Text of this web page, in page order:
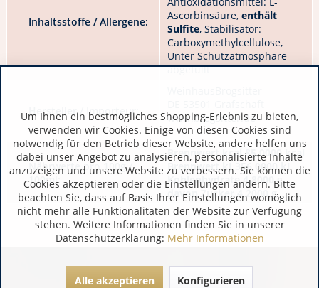
Inhaltsstoffe / Allergene:
Ascorbinsäure, enthält
Sulfite, Stabilisator:
Carboxymethylcellulose,
Unter Schutzatmosphäre
abgefüllt
Hersteller / Importeur:
www.brogsitter.de
Nährwerte pro 100g /
100ml:
Brennwert kcal 85,0000 kcal
Brennwert kJ 356,0000 kJ
Kohlenhydrate 4,8000 g
davon Zucker 4,2000 g
Um Ihnen ein bestmögliches Shopping-Erlebnis zu bieten,
verwenden wir Cookies. Einige von diesen Cookies sind
notwendig für den Betrieb dieser Website, andere helfen uns
dabei unser Angebot zu analysieren, personalisierte Inhalte
anzuzeigen und unsere Website zu verbessern. Sie können die
Cookies akzeptieren oder die Einstellungen ändern. Bitte
beachten Sie, dass auf Basis Ihrer Einstellungen womöglich
nicht mehr alle Funktionalitäten der Website zur Verfügung
stehen. Weitere Informationen finden Sie in unserer
Datenschutzerklärung: Mehr Informationen
Alle akzeptieren Konfigurieren